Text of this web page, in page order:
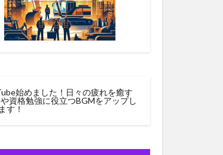
始めました！日々の疲れを癒す
資格勉強に役立つBGMをアップし
す！